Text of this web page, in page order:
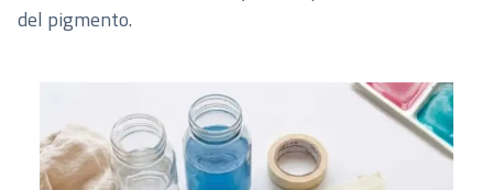
del pigmento.